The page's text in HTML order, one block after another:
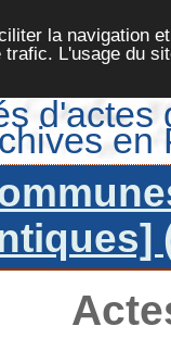
la navigation
L'usage du
d'actes
en